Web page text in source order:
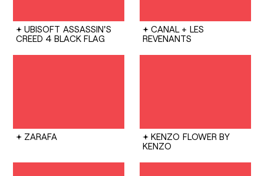
UBISOFT ASSASSIN'S
CREED 4 BLACK FLAG
CANAL + LES
REVENANTS
ZARAFA KENZO FLOWER BY
KENZO